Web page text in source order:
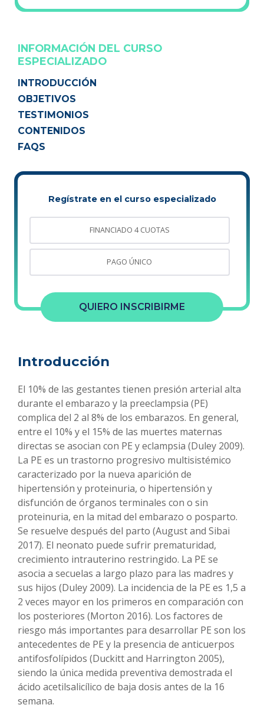
INFORMACIÓN DEL CURSO
ESPECIALIZADO
INTRODUCCIÓN
OBJETIVOS
TESTIMONIOS
CONTENIDOS
FAQS
Regístrate en el curso especializado
FINANCIADO 4 CUOTAS
PAGO ÚNICO
QUIERO INSCRIBIRME
Introducción
El 10% de las gestantes tienen presión arterial alta
durante el embarazo y la preeclampsia (PE)
complica del 2 al 8% de los embarazos. En general,
entre el 10% y el 15% de las muertes maternas
directas se asocian con PE y eclampsia (Duley 2009).
La PE es un trastorno progresivo multisistémico
caracterizado por la nueva aparición de
hipertensión y proteinuria, o hipertensión y
disfunción de órganos terminales con o sin
proteinuria, en la mitad del embarazo o posparto.
Se resuelve después del parto (August and Sibai
2017). El neonato puede sufrir prematuridad,
crecimiento intrauterino restringido. La PE se
asocia a secuelas a largo plazo para las madres y
sus hijos (Duley 2009). La incidencia de la PE es 1,5 a
2 veces mayor en los primeros en comparación con
los posteriores (Morton 2016). Los factores de
riesgo más importantes para desarrollar PE son los
antecedentes de PE y la presencia de anticuerpos
antifosfolípidos (Duckitt and Harrington 2005),
siendo la única medida preventiva demostrada el
ácido acetilsalicílico de baja dosis antes de la 16
semana.